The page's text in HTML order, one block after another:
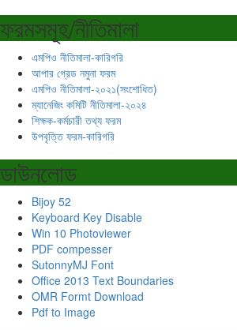
ফরমসমূহ/নীতিমালা
এমপিও নীতিমালা-কারিগরি
আপার গ্রেড নমুনা ফরম
এমপিও নীতিমালা-২০২১(সংশোধিত)
ম্যানেজিং কমিটি নীতিমালা-২০২৪
শিক্ষক-কর্মচারী তথ্য ফরম
উপবৃত্তি ফরম-কারিগরি
ডাউনলোড
Bijoy 52
Keyboard Key Disable
Win 10 Photoviewer
PDF compesser
SutonnyMJ Font
Office 2013 Text Boundaries
OMR Formt Download
Pdf to Image